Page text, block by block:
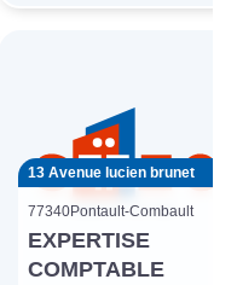
13 Avenue lucien brunet
77340Pontault-Combault
EXPERTISE
COMPTABLE